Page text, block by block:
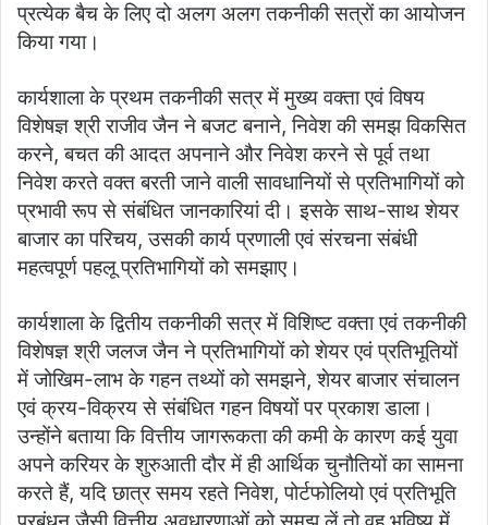
प्रत्येक बैच के लिए दो अलग अलग तकनीकी सत्रों का आयोजन
किया गया।
कार्यशाला के प्रथम तकनीकी सत्र में मुख्य वक्ता एवं विषय
विशेषज्ञ श्री राजीव जैन ने बजट बनाने, निवेश की समझ विकसित
करने, बचत की आदत अपनाने और निवेश करने से पूर्व तथा
निवेश करते वक्त बरती जाने वाली सावधानियों से प्रतिभागियों को
प्रभावी रूप से संबंधित जानकारियां दी। इसके साथ-साथ शेयर
बाजार का परिचय, उसकी कार्य प्रणाली एवं संरचना संबंधी
महत्वपूर्ण पहलू प्रतिभागियों को समझाए।
कार्यशाला के द्वितीय तकनीकी सत्र में विशिष्ट वक्ता एवं तकनीकी
विशेषज्ञ श्री जलज जैन ने प्रतिभागियों को शेयर एवं प्रतिभूतियों
में जोखिम-लाभ के गहन तथ्यों को समझने, शेयर बाजार संचालन
एवं क्रय-विक्रय से संबंधित गहन विषयों पर प्रकाश डाला।
उन्होंने बताया कि वित्तीय जागरूकता की कमी के कारण कई युवा
अपने करियर के शुरुआती दौर में ही आर्थिक चुनौतियों का सामना
करते हैं, यदि छात्र समय रहते निवेश, पोर्टफोलियो एवं प्रतिभूति